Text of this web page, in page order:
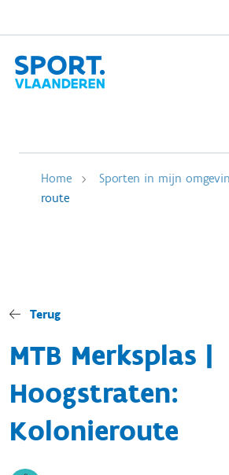
Home Sporten in mijn
route
Terug
MTB Merksplas |
Hoogstraten:
Kolonieroute